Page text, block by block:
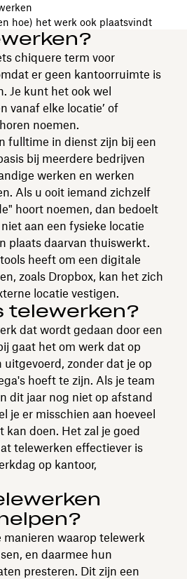
hoe) het werk ook plaatsvindt
chiquere term voor
er geen kantoorruimte is
Je kunt het ook wel
vanaf elke locatie’ of
noemen.
fulltime in dienst zijn bij een
bij meerdere bedrijven
werken en werken
Als u ooit iemand zichzelf
hoort noemen, dan bedoelt
aan een fysieke locatie
plaats daarvan thuiswerkt.
heeft om een digitale
zoals Dropbox, kan het zich
locatie vestigen.
telewerken?
dat wordt gedaan door een
gaat het om werk dat op
zonder dat je op
hoeft te zijn. Als je team
dit jaar nog niet op afstand
je er misschien aan hoeveel
doen. Het zal je goed
telewerken effectiever is
op kantoor,
manieren waarop telewerk
en daarmee hun
presteren. Dit zijn een